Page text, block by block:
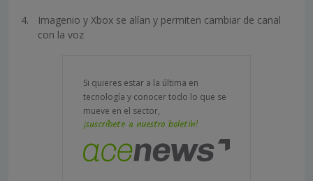
Imagenio y Xbox se alían y permiten cambiar de canal
con la voz
Si quieres estar a la última en
tecnología y conocer todo lo que se
mueve en el sector,
¡suscríbete a nuestro boletín!